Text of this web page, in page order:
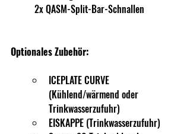
	2x QASM-Split-Bar-Schnallen
Optionales Zubehör:
ICEPLATE CURVE
(Kühlend/wärmend oder
Trinkwasserzufuhr)
EISKAPPE (Trinkwasserzufuhr)